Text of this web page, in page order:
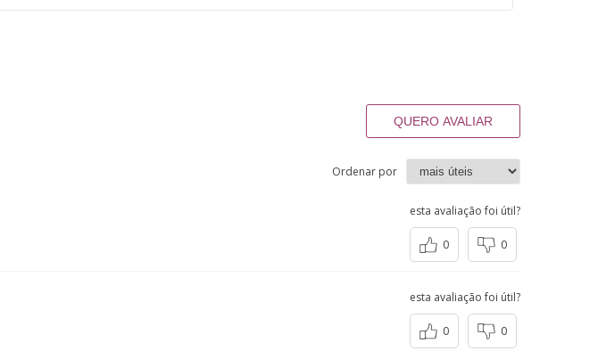
QUERO AVALIAR
Ordenar por
esta avaliação foi útil?
0 0
esta avaliação foi útil?
0 0